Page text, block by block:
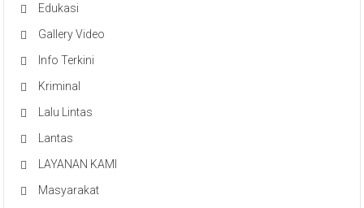
Edukasi
Gallery Video
Info Terkini
Kriminal
Lalu Lintas
Lantas
LAYANAN KAMI
Masyarakat